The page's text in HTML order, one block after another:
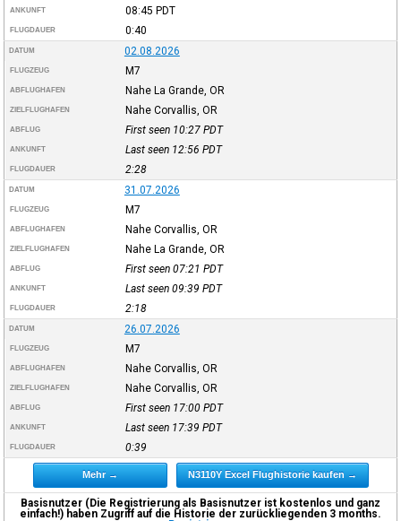
ANKUNFT 08:45 PDT
FLUGDAUER 0:40
DATUM 02.08.2026
FLUGZEUG M7
ABFLUGHAFEN Nahe La Grande, OR
ZIELFLUGHAFEN Nahe Corvallis, OR
ABFLUG First seen 10:27 PDT
ANKUNFT Last seen 12:56 PDT
FLUGDAUER 2:28
DATUM 31.07.2026
FLUGZEUG M7
ABFLUGHAFEN Nahe Corvallis, OR
ZIELFLUGHAFEN Nahe La Grande, OR
ABFLUG First seen 07:21 PDT
ANKUNFT Last seen 09:39 PDT
FLUGDAUER 2:18
DATUM 26.07.2026
FLUGZEUG M7
ABFLUGHAFEN Nahe Corvallis, OR
ZIELFLUGHAFEN Nahe Corvallis, OR
ABFLUG First seen 17:00 PDT
ANKUNFT Last seen 17:39 PDT
FLUGDAUER 0:39
Mehr → N3110Y Excel Flughistorie kaufen →
Basisnutzer (Die Registrierung als Basisnutzer ist kostenlos und ganz
einfach!) haben Zugriff auf die Historie der zurückliegenden 3 months.